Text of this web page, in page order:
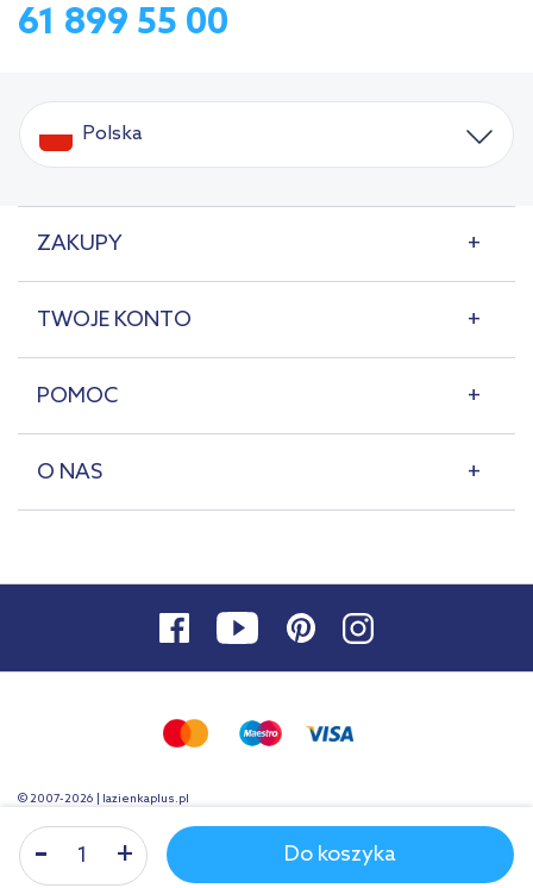
Do koszyka
61 899 55 00
Polska
ZAKUPY
TWOJE KONTO
POMOC
O NAS
© 2007-2026 | lazienkaplus.pl